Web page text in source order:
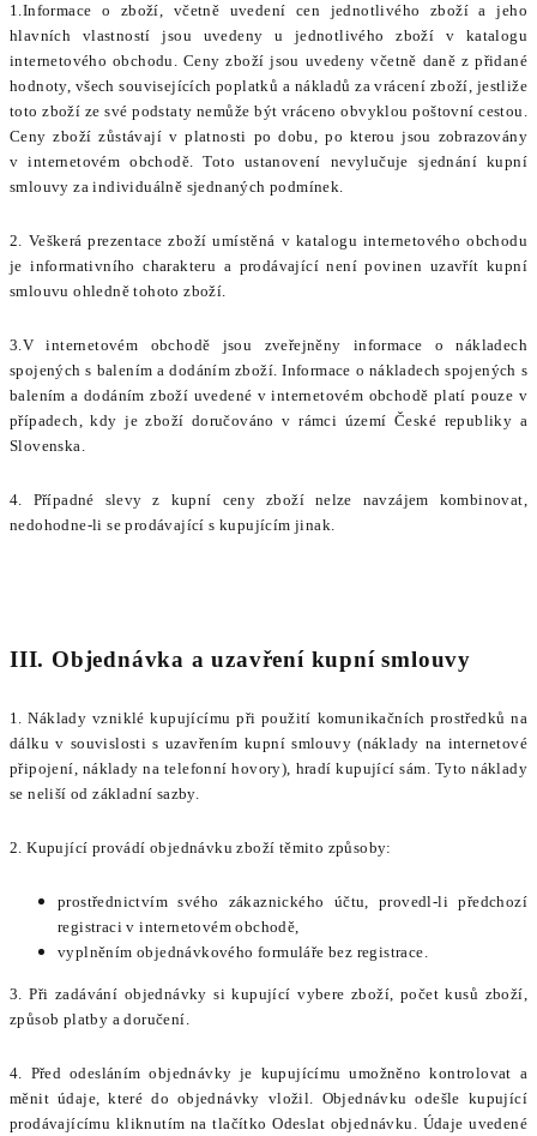
1.Informace o zboží, včetně uvedení cen jednotlivého zboží a jeho
hlavních vlastností jsou uvedeny u jednotlivého zboží v katalogu
internetového obchodu. Ceny zboží jsou uvedeny včetně daně z přidané
hodnoty, všech souvisejících poplatků a nákladů za vrácení zboží, jestliže
toto zboží ze své podstaty nemůže být vráceno obvyklou poštovní cestou.
Ceny zboží zůstávají v platnosti po dobu, po kterou jsou zobrazovány
v internetovém obchodě. Toto ustanovení nevylučuje sjednání kupní
smlouvy za individuálně sjednaných podmínek.
2. Veškerá prezentace zboží umístěná v katalogu internetového obchodu
je informativního charakteru a prodávající není povinen uzavřít kupní
smlouvu ohledně tohoto zboží.
3.V internetovém obchodě jsou zveřejněny informace o nákladech
spojených s balením a dodáním zboží. Informace o nákladech spojených s
balením a dodáním zboží uvedené v internetovém obchodě platí pouze v
případech, kdy je zboží doručováno v rámci území České republiky a
Slovenska.
4. Případné slevy z kupní ceny zboží nelze navzájem kombinovat,
nedohodne-li se prodávající s kupujícím jinak.
III. Objednávka a uzavření kupní smlouvy
1. Náklady vzniklé kupujícímu při použití komunikačních prostředků na
dálku v souvislosti s uzavřením kupní smlouvy (náklady na internetové
připojení, náklady na telefonní hovory), hradí kupující sám. Tyto náklady
se neliší od základní sazby.
2. Kupující provádí objednávku zboží těmito způsoby:
prostřednictvím svého zákaznického účtu, provedl-li předchozí
registraci v internetovém obchodě,
vyplněním objednávkového formuláře bez registrace.
3. Při zadávání objednávky si kupující vybere zboží, počet kusů zboží,
způsob platby a doručení.
4. Před odesláním objednávky je kupujícímu umožněno kontrolovat a
měnit údaje, které do objednávky vložil. Objednávku odešle kupující
prodávajícímu kliknutím na tlačítko Odeslat objednávku. Údaje uvedené